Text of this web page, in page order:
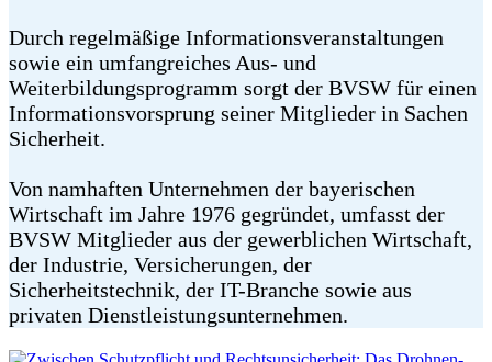
Durch regelmäßige Informationsveranstaltungen
sowie ein umfangreiches Aus- und
Weiterbildungsprogramm sorgt der BVSW für einen
Informationsvorsprung seiner Mitglieder in Sachen
Sicherheit.
Von namhaften Unternehmen der bayerischen
Wirtschaft im Jahre 1976 gegründet, umfasst der
BVSW Mitglieder aus der gewerblichen Wirtschaft,
der Industrie, Versicherungen, der
Sicherheitstechnik, der IT-Branche sowie aus
privaten Dienstleistungsunternehmen.